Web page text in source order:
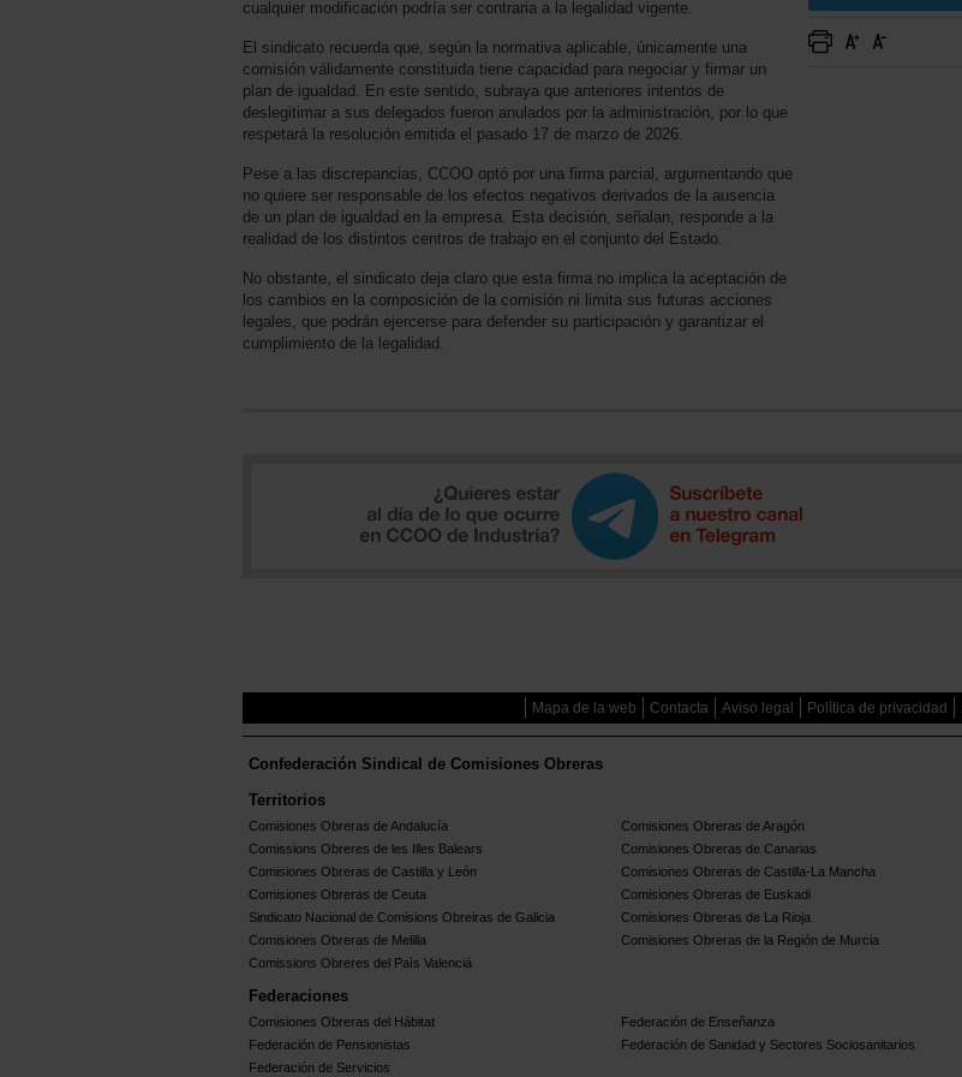
cualquier modificación podría ser contraria a la legalidad vigente.
El sindicato recuerda que, según la normativa aplicable, únicamente una
comisión válidamente constituida tiene capacidad para negociar y firmar un
plan de igualdad. En este sentido, subraya que anteriores intentos de
deslegitimar a sus delegados fueron anulados por la administración, por lo que
respetará la resolución emitida el pasado 17 de marzo de 2026.
Pese a las discrepancias, CCOO optó por una firma parcial, argumentando que
no quiere ser responsable de los efectos negativos derivados de la ausencia
de un plan de igualdad en la empresa. Esta decisión, señalan, responde a la
realidad de los distintos centros de trabajo en el conjunto del Estado.
No obstante, el sindicato deja claro que esta firma no implica la aceptación de
los cambios en la composición de la comisión ni limita sus futuras acciones
legales, que podrán ejercerse para defender su participación y garantizar el
cumplimiento de la legalidad.
Mapa de la web Contacta Aviso legal Política de privacidad
Confederación Sindical de Comisiones Obreras
Territorios
Comisiones Obreras de Andalucía Comisiones Obreras de Aragón
Comissions Obreres de les Illes Balears
Comisiones Obreras de Canarias
Comisiones Obreras de Castilla y León
Comisiones Obreras de Castilla-La Mancha
Comisiones Obreras de Ceuta
Comisiones Obreras de Euskadi
Sindicato Nacional de Comisions Obreiras de Galicia
Comisiones Obreras de La Rioja
Comisiones Obreras de Melilla
Comisiones Obreras de la Región de Murcia
Comissions Obreres del Paìs Valenciá
Federaciones
Comisiones Obreras del Hábitat Federación de Enseñanza
Federación de Pensionistas
Federación de Sanidad y Sectores Sociosanitarios
Federación de Servicios